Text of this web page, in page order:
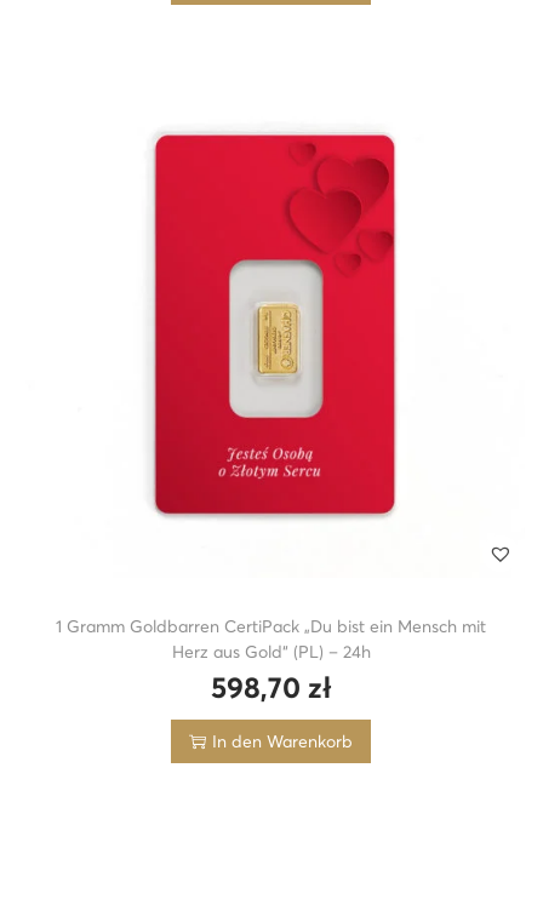
1 Gramm Goldbarren CertiPack „Du bist ein Mensch mit
Herz aus Gold“ (PL) – 24h
598,70 zł
In den Warenkorb